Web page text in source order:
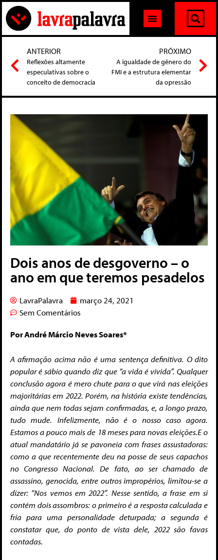
ANTERIOR
Reflexões altamente
especulativas sobre o
conceito de democracia
PRÓXIMO
A igualdade de gênero do
FMI e a estrutura elementar
da opressão
Dois anos de desgoverno – o
ano em que teremos pesadelos
LavraPalavra
março 24, 2021
Sem Comentários
Por André Márcio Neves Soares*
A afirmação acima não é uma sentença definitiva. O dito
popular é sábio quando diz que “a vida é vivida”. Qualquer
conclusão agora é mero chute para o que virá nas eleições
majoritárias em 2022. Porém, na história existe tendências,
ainda que nem todas sejam confirmadas, e, a longo prazo,
tudo mude. Infelizmente, não é o nosso caso agora.
Estamos a pouco mais de 18 meses para novas eleições.E o
atual mandatário já se pavoneia com frases assustadoras:
como a que recentemente deu na posse de seus capachos
no Congresso Nacional. De fato, ao ser chamado de
assassino, genocida, entre outros impropérios, limitou-se a
dizer: “Nos vemos em 2022”. Nesse sentido, a frase em si
contém dois assombros: o primeiro é a resposta calculada e
fria para uma personalidade deturpada; a segunda é
constatar que, do ponto de vista dele, 2022 são favas
contadas.